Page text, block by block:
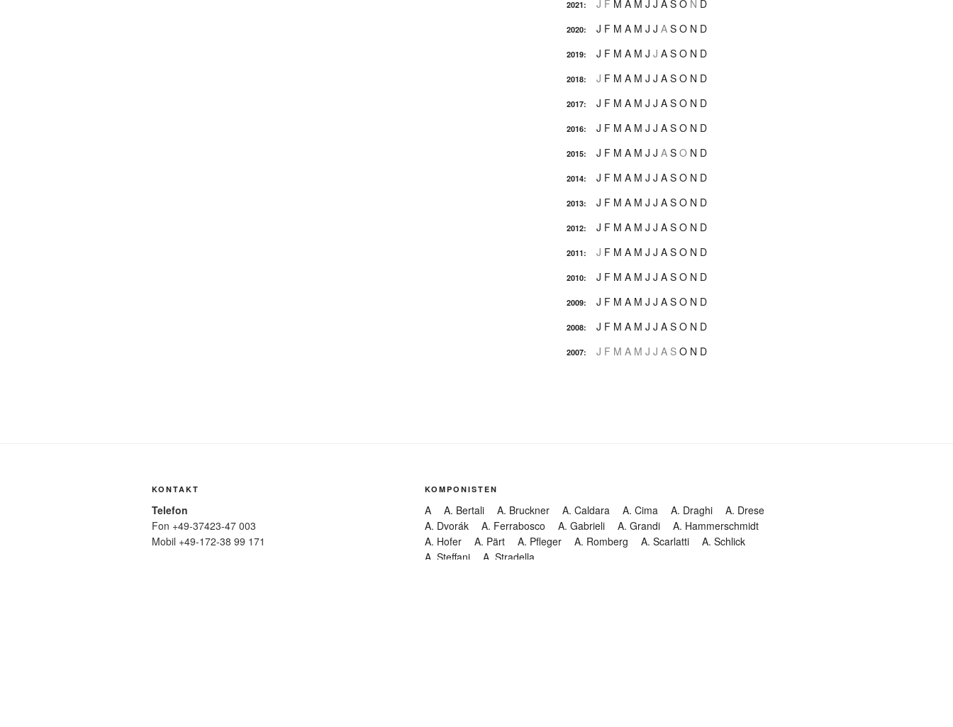
2021: J F M A M J J A S O N D
2020: J F M A M J J A S O N D
2019: J F M A M J J A S O N D
2018: J F M A M J J A S O N D
2017: J F M A M J J A S O N D
2016: J F M A M J J A S O N D
2015: J F M A M J J A S O N D
2014: J F M A M J J A S O N D
2013: J F M A M J J A S O N D
2012: J F M A M J J A S O N D
2011: J F M A M J J A S O N D
2010: J F M A M J J A S O N D
2009: J F M A M J J A S O N D
2008: J F M A M J J A S O N D
2007: J F M A M J J A S O N D
KONTAKT
Telefon
Fon +49-37423-47 003
Mobil +49-172-38 99 171
KOMPONISTEN
A A. Bertali A. Bruckner A. Caldara A. Cima A. Draghi
A. Drese
A. Dvorák
A. Ferrabosco A. Gabrieli A. Grandi
A. Hammerschmidt
A. Hofer
A. Pärt A. Pfleger A. Romberg A. Scarlatti
A. Schlick
A. Steffani
A. Stradella